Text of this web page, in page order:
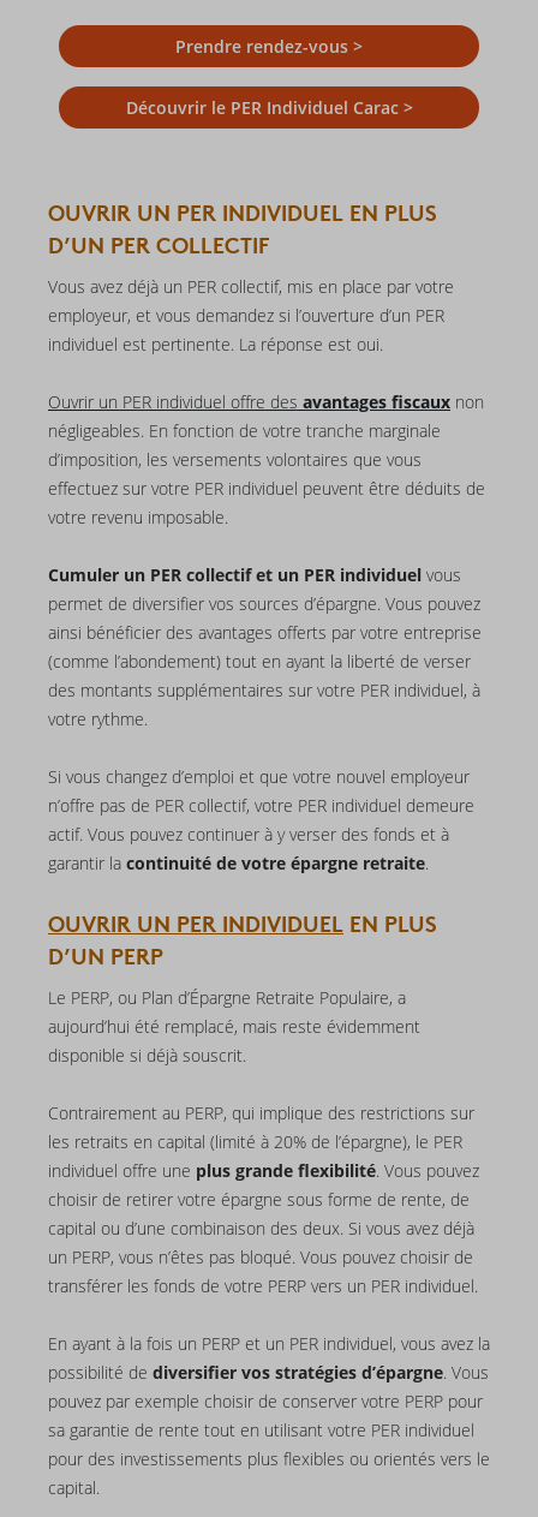
Prendre rendez-vous >
Découvrir le PER Individuel Carac >
OUVRIR UN PER INDIVIDUEL EN PLUS
D’UN PER COLLECTIF
Vous avez déjà un PER collectif, mis en place par votre
employeur, et vous demandez si l’ouverture d’un PER
individuel est pertinente. La réponse est oui.
Ouvrir un PER individuel offre des avantages fiscaux non
négligeables. En fonction de votre tranche marginale
d’imposition, les versements volontaires que vous
effectuez sur votre PER individuel peuvent être déduits de
votre revenu imposable.
Cumuler un PER collectif et un PER individuel vous
permet de diversifier vos sources d’épargne. Vous pouvez
ainsi bénéficier des avantages offerts par votre entreprise
(comme l’abondement) tout en ayant la liberté de verser
des montants supplémentaires sur votre PER individuel, à
votre rythme.
Si vous changez d’emploi et que votre nouvel employeur
n’offre pas de PER collectif, votre PER individuel demeure
actif. Vous pouvez continuer à y verser des fonds et à
garantir la continuité de votre épargne retraite.
OUVRIR UN PER INDIVIDUEL EN PLUS
D’UN PERP
Le PERP, ou Plan d’Épargne Retraite Populaire, a
aujourd’hui été remplacé, mais reste évidemment
disponible si déjà souscrit.
Contrairement au PERP, qui implique des restrictions sur
les retraits en capital (limité à 20% de l’épargne), le PER
individuel offre une plus grande flexibilité. Vous pouvez
choisir de retirer votre épargne sous forme de rente, de
capital ou d’une combinaison des deux. Si vous avez déjà
un PERP, vous n’êtes pas bloqué. Vous pouvez choisir de
transférer les fonds de votre PERP vers un PER individuel.
En ayant à la fois un PERP et un PER individuel, vous avez la
possibilité de diversifier vos stratégies d’épargne. Vous
pouvez par exemple choisir de conserver votre PERP pour
sa garantie de rente tout en utilisant votre PER individuel
pour des investissements plus flexibles ou orientés vers le
capital.